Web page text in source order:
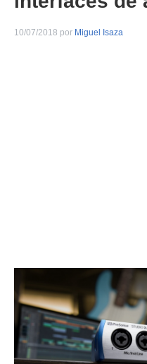
10/07/2018 por Miguel Isaza